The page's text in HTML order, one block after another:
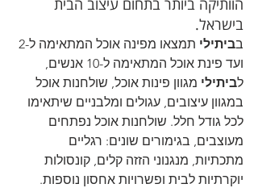
הוותיקה ביותר בתחום עיצוב הבית
בישראל.
בביתילי
ועד פינת אוכל המתאימה ל-10 אנשים,
לביתילי מגוון פינות אוכל, שולחנות אוכל
במגוון עיצובים, עגולים ומלבניים שיתאימו
לכל גודל חלל. שולחנות אוכל נפתחים
מעוצבים, בגימורים שונים: רגליים
מתכתיות, מנגנוני הזזה קלים, קונסולות
יוקרתיות לבית ופשרויות אחסון נוספות.